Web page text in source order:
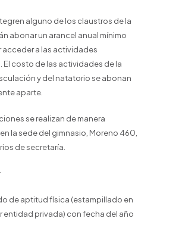
alguno de los claustros de la
abonar un arancel anual mínimo
acceder a las actividades
El costo de las actividades de la
y del natatorio se abonan
aparte.
se realizan de manera
la sede del gimnasio, Moreno 460,
de secretaría.
de aptitud física (estampillado en
entidad privada) con fecha del año